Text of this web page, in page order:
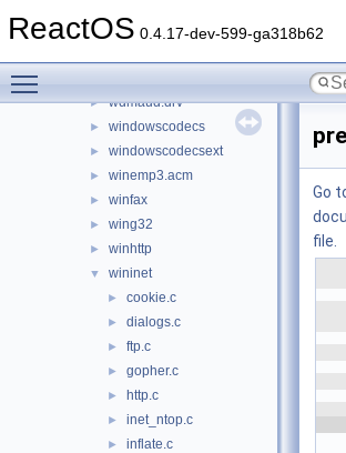
ReactOS 0.4.17-dev-599-ga318b62
► vssapi
► wdmaud.drv
► windowscodecs
► windowscodecsext
► winemp3.acm
► winfax
► wing32
► winhttp
▼ wininet
► cookie.c
► dialogs.c
► ftp.c
► gopher.c
► http.c
► inet_ntop.c
► inflate.c
Go
file.